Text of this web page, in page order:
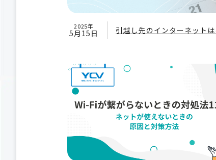
2025年
5月15日 引越し先のインターネット